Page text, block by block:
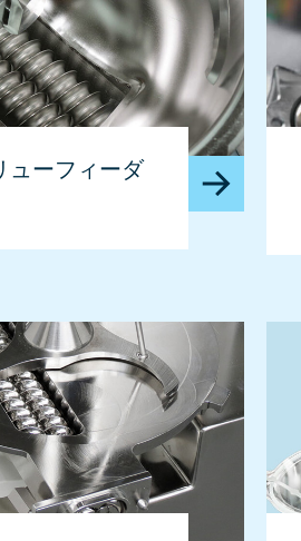
ューフィーダ